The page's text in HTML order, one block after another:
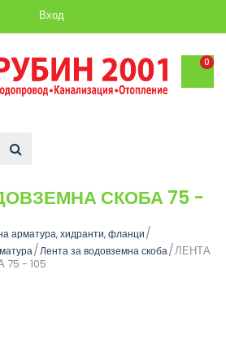
Вход
0
СКОБА 75 -
арматура, хидранти, фланци
Лента за водовземна скоба ЛЕНТА
- 105